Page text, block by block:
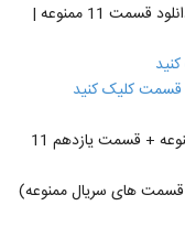
قسمت یازدهم سریال ممنوعه (سریال) (کامل) | دانلود قسمت 11 ممنوعه |
قسمت کلیک کنید
(جهت دانلود ممنوعه + قسمت یازدهم 11
قسمت های سریال ممنوعه)